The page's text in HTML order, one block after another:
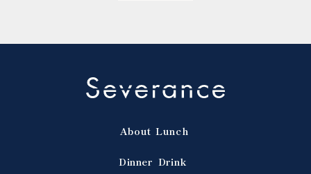
About
Dinner
Lunch
Drink